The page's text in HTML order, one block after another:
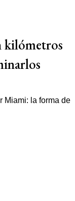
kilómetros